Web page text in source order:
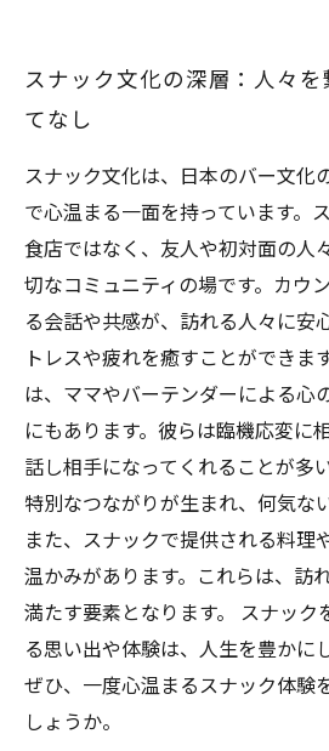
スナック文化の深層：人々
てなし
スナック文化は、日本のバー文化
で心温まる一面を持っています。
食店ではなく、友人や初対面の人
切なコミュニティの場です。カウ
る会話や共感が、訪れる人々に安
トレスや疲れを癒すことができま
は、ママやバーテンダーによる心
にもあります。彼らは臨機応変に
話し相手になってくれることが多
特別なつながりが生まれ、何気な
また、スナックで提供される料理
温かみがあります。これらは、訪
満たす要素となります。 スナック
る思い出や体験は、人生を豊かに
ぜひ、一度心温まるスナック体験
しょうか。